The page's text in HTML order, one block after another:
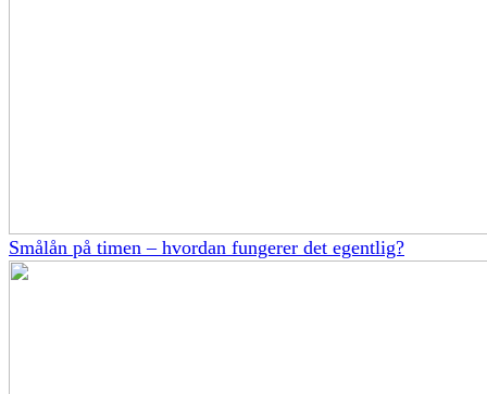
Smålån på timen – hvordan fungerer det egentlig?